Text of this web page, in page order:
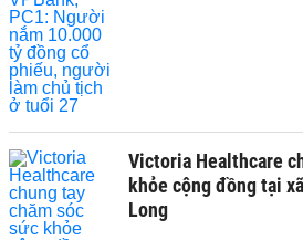
Victoria Healthcare
khỏe cộng đồng tại
Long